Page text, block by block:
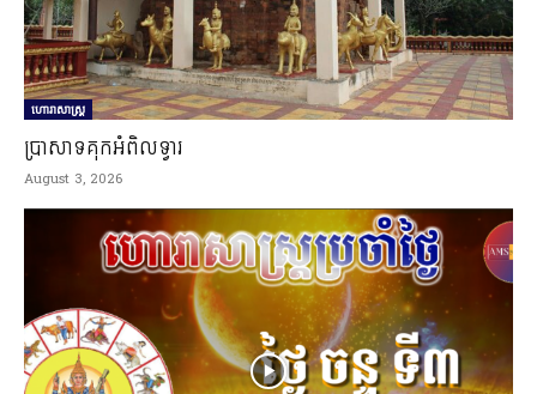
ហោរាសាស្ត្រ
ប្រាសាទគុកអំពិលទ្វារ
August 3, 2026